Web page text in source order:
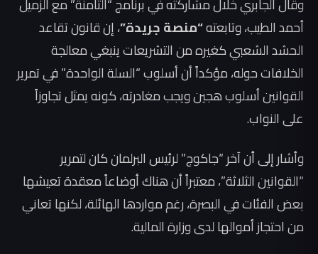
وقال الجابري خلال مشاركته في برنامج “الثامنة” مع الزميل
أحمد الطيب، وتابعته“منصة جريدة”، إن قانون تقاعد
الحشد الشعبي كغيره من التشريعات ينبغي معالجة
الخلافات حوله، مؤكداً أن أسلوب “السلة الواحدة” في تمرير
القوانين أسلوب هجين ويجب مغادرته، كونه يمثل تجاوزاً
على النواب.
وأشار إلى أن آخر “جاكوج” لرئيس البرلمان كان لتمرير
“القوانين الثلاثة”، معتبراً أن هناك أوضاعاً معقدة تعيشها
بعض الفئات في البصرة، رغم مواردها الهائلة، لكنها تعاني
من احتجاز أموالها لدى وزارة المالية.